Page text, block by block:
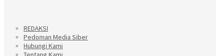
REDAKSI
Pedoman Media Siber
Hubungi Kami